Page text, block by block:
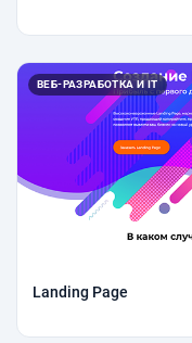
ВЕБ-РАЗРАБОТКА И IT
Landing Page